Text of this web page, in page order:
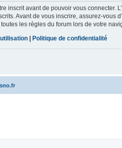
inscrit avant de pouvoir vous connecter.
Avant de vous inscrire, assurez-vous
les règles du forum lors de votre
Politique de confidentialité